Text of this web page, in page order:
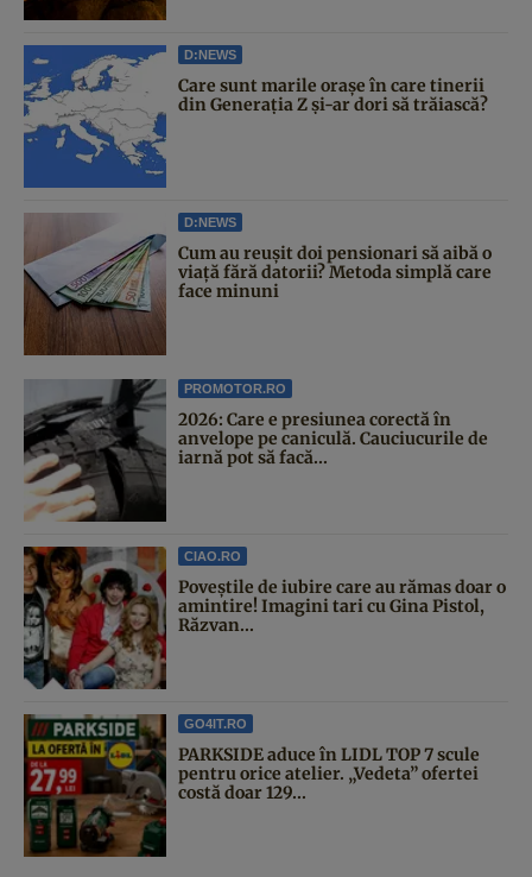
D:NEWS
Care sunt marile orașe în care tinerii
din Generația Z și-ar dori să trăiască?
D:NEWS
Cum au reușit doi pensionari să aibă o
viață fără datorii? Metoda simplă care
face minuni
PROMOTOR.RO
2026: Care e presiunea corectă în
anvelope pe caniculă. Cauciucurile de
iarnă pot să facă...
CIAO.RO
Poveştile de iubire care au rămas doar o
amintire! Imagini tari cu Gina Pistol,
Răzvan...
GO4IT.RO
PARKSIDE aduce în LIDL TOP 7 scule
pentru orice atelier. „Vedeta” ofertei
costă doar 129...